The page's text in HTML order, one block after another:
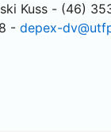
Kuss - (46)
- depex-